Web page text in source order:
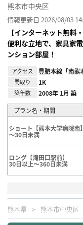
熊本市中央区
情報更新日 2026/08/03
【インターネット無料
便利な立地で、家具家
ンション部屋！
アクセス 豊肥本線「南熊
間取り 1K
築年数 2008年 1月 築
プラン名・期間
ショート【熊本大学病院南】
～30日未満
ロング【滝田口駅前】
30日以上～360日未満
熊本県 熊本市中央区